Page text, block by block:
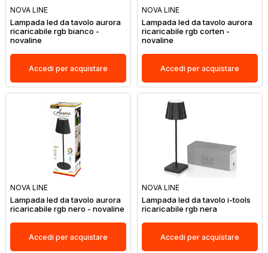
NOVA LINE
Lampada led da tavolo aurora
ricaricabile rgb bianco -
novaline
Accedi per acquistare
NOVA LINE
Lampada led da tavolo aurora
ricaricabile rgb corten -
novaline
Accedi per acquistare
NOVA LINE
Lampada led da tavolo aurora
ricaricabile rgb nero - novaline
Accedi per acquistare
NOVA LINE
Lampada led da tavolo i-tools
ricaricabile rgb nera
Accedi per acquistare